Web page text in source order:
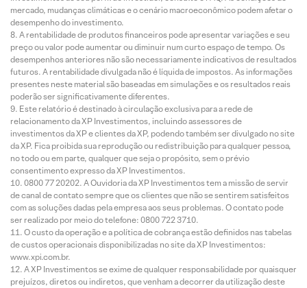
mercado, mudanças climáticas e o cenário macroeconômico podem afetar o
desempenho do investimento.
A rentabilidade de produtos financeiros pode apresentar variações e seu
preço ou valor pode aumentar ou diminuir num curto espaço de tempo. Os
desempenhos anteriores não são necessariamente indicativos de resultados
futuros. A rentabilidade divulgada não é líquida de impostos. As informações
presentes neste material são baseadas em simulações e os resultados reais
poderão ser significativamente diferentes.
Este relatório é destinado à circulação exclusiva para a rede de
relacionamento da XP Investimentos, incluindo assessores de
investimentos da XP e clientes da XP, podendo também ser divulgado no site
da XP. Fica proibida sua reprodução ou redistribuição para qualquer pessoa,
no todo ou em parte, qualquer que seja o propósito, sem o prévio
consentimento expresso da XP Investimentos.
0800 77 20202. A Ouvidoria da XP Investimentos tem a missão de servir
de canal de contato sempre que os clientes que não se sentirem satisfeitos
com as soluções dadas pela empresa aos seus problemas. O contato pode
ser realizado por meio do telefone: 0800 722 3710.
O custo da operação e a política de cobrança estão definidos nas tabelas
de custos operacionais disponibilizadas no site da XP Investimentos:
www.xpi.com.br.
A XP Investimentos se exime de qualquer responsabilidade por quaisquer
prejuízos, diretos ou indiretos, que venham a decorrer da utilização deste